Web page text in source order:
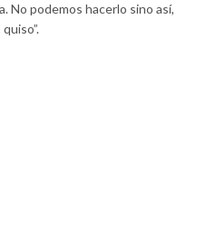
No podemos hacerlo sino así,